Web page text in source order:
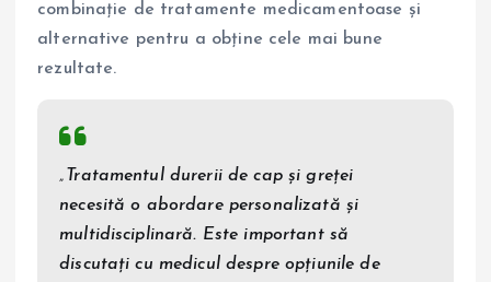
combinație de tratamente medicamentoase și
alternative pentru a obține cele mai bune
rezultate.
„Tratamentul durerii de cap și greței
necesită o abordare personalizată și
multidisciplinară. Este important să
discutați cu medicul despre opțiunile de